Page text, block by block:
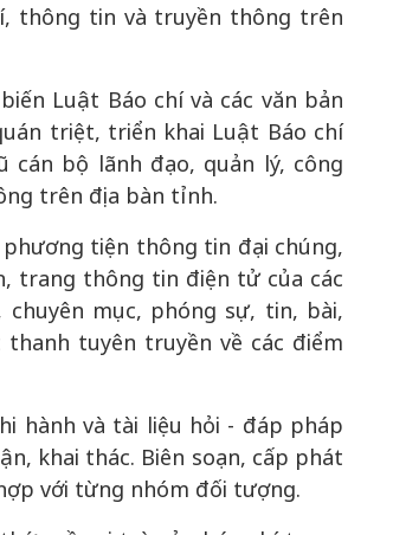
thông tin và truyền thông trên
Luật Báo chí và các văn bản
triệt, triển khai Luật Báo chí
bộ lãnh đạo, quản lý, công
trên địa bàn tỉnh.
tiện thông tin đại chúng,
trang thông tin điện tử của các
mục, phóng sự, tin, bài,
tuyên truyền về các điểm
hành và tài liệu hỏi - đáp pháp
khai thác. Biên soạn, cấp phát
với từng nhóm đối tượng.